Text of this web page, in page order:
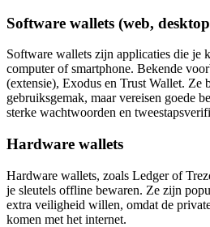
Software wallets (web,
Software wallets zijn applicaties die je
computer of smartphone. Bekende
(extensie), Exodus en Trust Wallet. Ze
gebruiksgemak, maar vereisen goede
sterke wachtwoorden en
Hardware wallets
Hardware wallets, zoals Ledger of
je sleutels offline bewaren. Ze zijn
extra veiligheid willen, omdat de
komen met het internet.